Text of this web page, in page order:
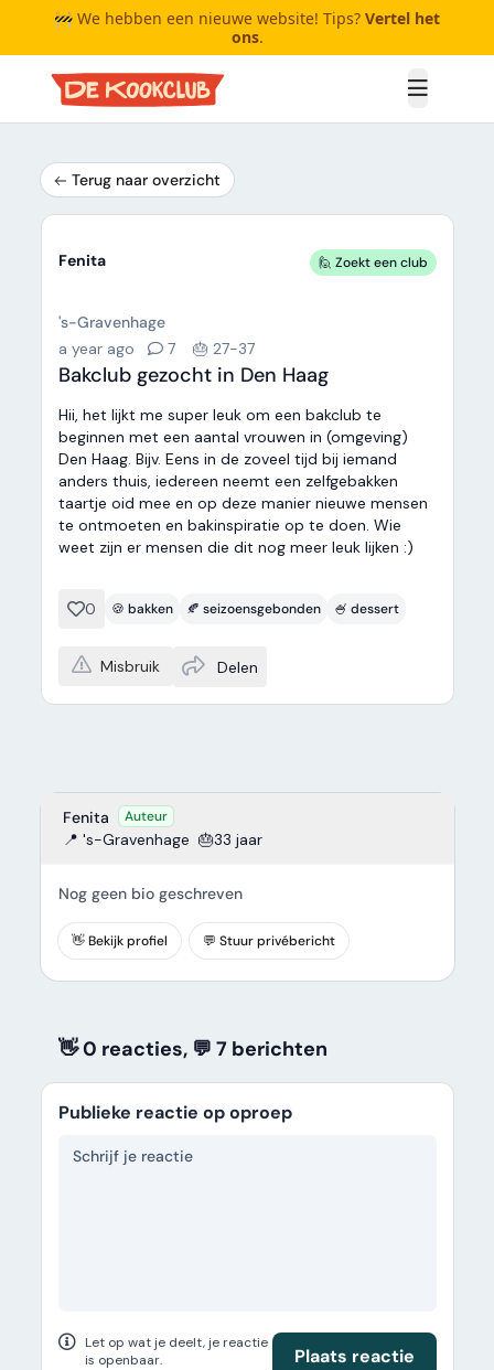
🚧 We hebben een nieuwe website! Tips? Vertel het
ons.
Open
Terug naar overzicht
Fenita 🙋 Zoekt een club
's-Gravenhage
a year ago
7 🎂 27-37
Bakclub gezocht in Den Haag
Hii, het lijkt me super leuk om een bakclub te
beginnen met een aantal vrouwen in (omgeving)
Den Haag. Bijv. Eens in de zoveel tijd bij iemand
anders thuis, iedereen neemt een zelfgebakken
taartje oid mee en op deze manier nieuwe mensen
te ontmoeten en bakinspiratie op te doen. Wie
weet zijn er mensen die dit nog meer leuk lijken :)
0 🍪 bakken 🍂 seizoensgebonden 🍧 dessert
Misbruik Delen
Fenita Auteur
📍 's-Gravenhage 🎂33 jaar
Nog geen bio geschreven
👋 Bekijk profiel 💬 Stuur privébericht
👋 0 reacties, 💬 7 berichten
Publieke reactie op oproep
Let op wat je deelt, je reactie
is openbaar.
Plaats reactie